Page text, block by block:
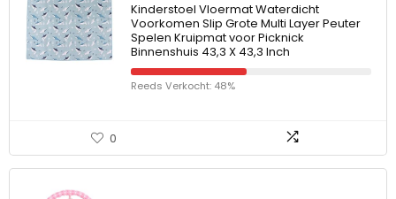
Kinderstoel Vloermat Waterdicht
Voorkomen Slip Grote Multi Layer Peuter
Spelen Kruipmat voor Picknick
Binnenshuis 43,3 X 43,3 Inch
Reeds Verkocht: 48%
0